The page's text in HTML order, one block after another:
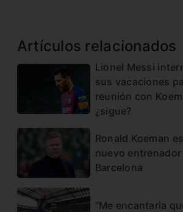
Artículos relacionados
Lionel Messi
sus vacaciones
reunión con
¿sigue?
Ronald Koeman
nuevo entrenador
Barcelona
“Me encantaria